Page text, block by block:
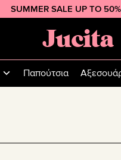
SUMMER SALE UP TO
Jucita
Plus
Size
Παπούτσια